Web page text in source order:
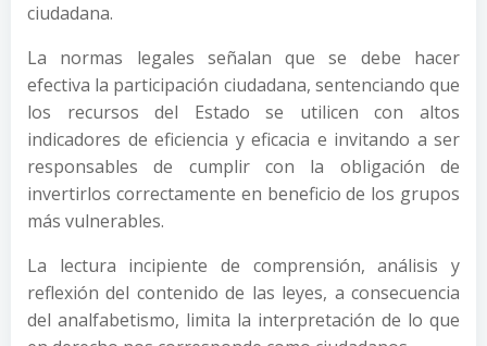
ciudadana.
La normas legales señalan que se debe hacer
efectiva la participación ciudadana, sentenciando que
los recursos del Estado se utilicen con altos
indicadores de eficiencia y eficacia e invitando a ser
responsables de cumplir con la obligación de
invertirlos correctamente en beneficio de los grupos
más vulnerables.
La lectura incipiente de comprensión, análisis y
reflexión del contenido de las leyes, a consecuencia
del analfabetismo, limita la interpretación de lo que